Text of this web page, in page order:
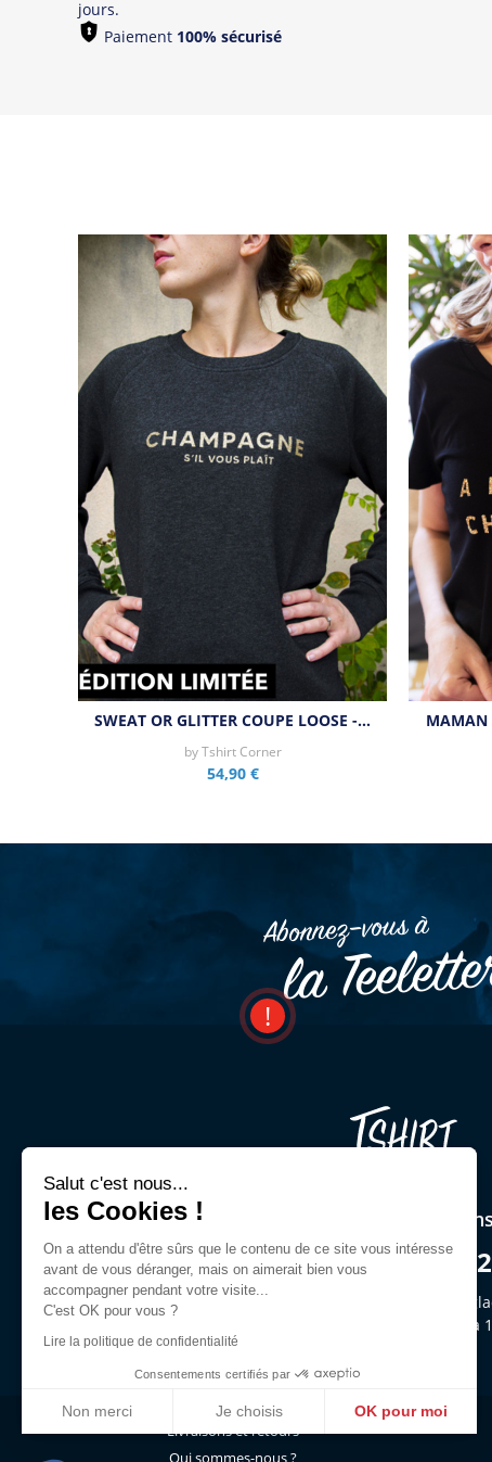
jours.
Paiement 100% sécurisé
SWEAT OR GLITTER COUPE LOOSE -…
byTshirt Corner
54,90 €
MAMAN
Abonnez–vous à
la
Une question ? Un
03 44 54 00 92
Demandez Jeffrey ou des
du lun. au ven. de 9h30 à
Livraisons et retours
Qui sommes-nous ?
Salut c'est nous...
les Cookies !
On a attendu d'être sûrs que le contenu de ce site vous intéresse
avant de vous déranger, mais on aimerait bien vous
accompagner pendant votre visite...
C'est OK pour vous ?
Lire la politique de confidentialité
Consentements certifiés par
Non merci Je choisis OK pour moi